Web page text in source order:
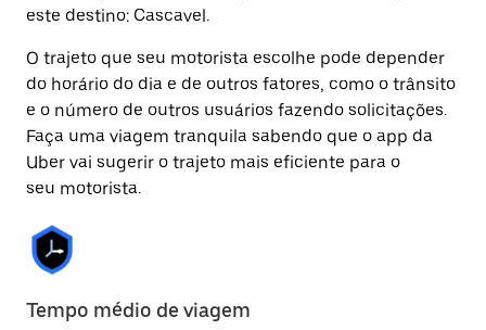
este destino: Cascavel.
O trajeto que seu motorista escolhe pode depender
do horário do dia e de outros fatores, como o trânsito
e o número de outros usuários fazendo solicitações.
Faça uma viagem tranquila sabendo que o app da
Uber vai sugerir o trajeto mais eficiente para o
seu motorista.
Tempo médio de viagem